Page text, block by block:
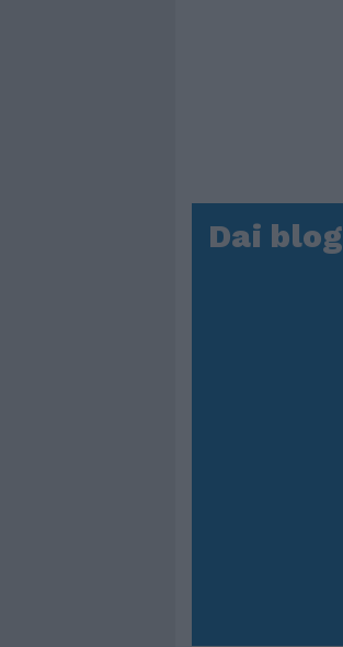
Dai blog